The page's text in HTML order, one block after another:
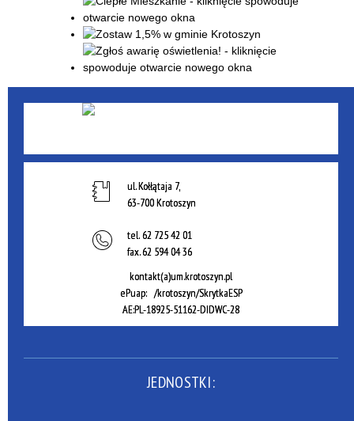
ul. Kołłątaja 7,
63-700 Krotoszyn
tel.62 725 42 01
fax.62 594 04 36
kontakt(a)um.krotoszyn.pl
ePuap: /krotoszyn/SkrytkaESP
AE:PL-18925-51162-DIDWC-28
JEDNOSTKI: